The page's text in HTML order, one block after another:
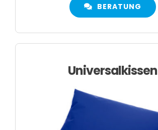
BERATUNG
Universalkissen